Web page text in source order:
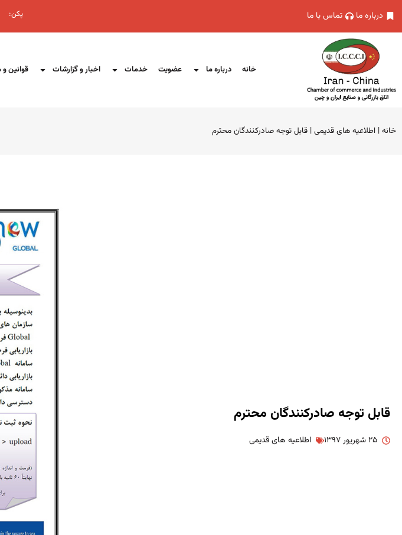
درباره ما تماس با ما پکن:
خانه درباره ما عضویت خدمات اخبار و گزارشات قوانین
خانه| اطلاعیه های قدیمی| قابل توجه صادرکنندگان محترم
قابل توجه صادرکنندگان محترم
۲۵ شهریور ۱۳۹۷ اطلاعیه های قدیمی